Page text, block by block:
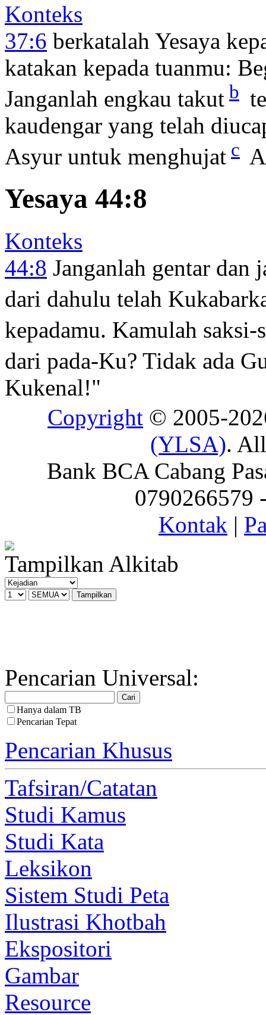
Konteks
37:6 berkatalah Yesaya
katakan kepada tuanmu:
Janganlah engkau takut b
kaudengar yang telah
Asyur untuk menghujat c
Yesaya 44:8
Konteks
44:8 Janganlah gentar dan
dari dahulu telah
kepadamu. Kamulah
dari pada-Ku? Tidak ada
Kukenal!"
Copyright © 2005-
(YLSA).
Bank BCA Cabang
0790266579
Kontak |
Tampilkan Alkitab
Pencarian Universal:
Hanya dalam TB
Pencarian Tepat
Pencarian Khusus
Tafsiran/Catatan
Studi Kamus
Studi Kata
Leksikon
Sistem Studi Peta
Ilustrasi Khotbah
Ekspositori
Gambar
Resource